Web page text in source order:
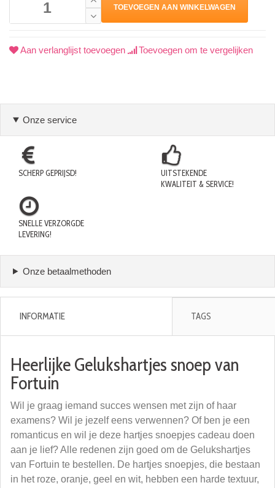
TOEVOEGEN AAN WINKELWAGEN
Aan verlanglijst toevoegen Toevoegen om te vergelijken
Onze service
SCHERP GEPRIJSD!
UITSTEKENDE
KWALITEIT & SERVICE!
SNELLE VERZORGDE
LEVERING!
Onze betaalmethoden
INFORMATIE TAGS
Heerlijke Gelukshartjes snoep van
Fortuin
Wil je graag iemand succes wensen met zijn of haar
examens? Wil je jezelf eens verwennen? Of ben je een
romanticus en wil je deze hartjes snoepjes cadeau doen
aan je lief? Alle redenen zijn goed om de Gelukshartjes
van Fortuin te bestellen. De hartjes snoepjes, die bestaan
in het roze, oranje, geel en wit, hebben een harde textuur,